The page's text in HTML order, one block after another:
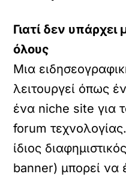
Γιατί δεν υπάρχει
όλους
Μια
λειτουργεί όπως
ένα niche site για
forum
ίδιος
banner) μπορεί να